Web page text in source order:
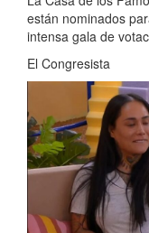
están nominados
intensa gala de
El Congresista